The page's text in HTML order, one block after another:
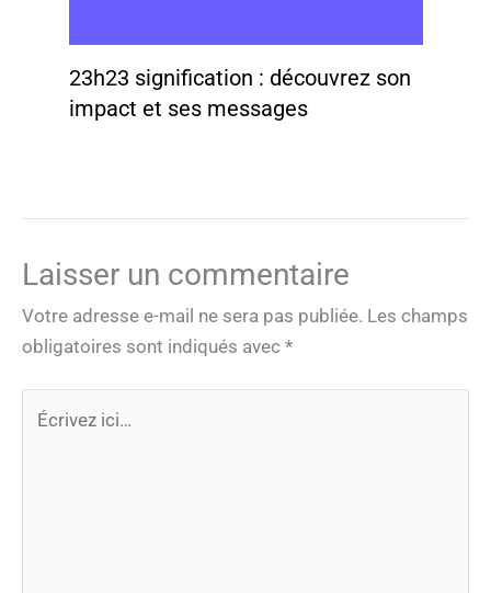
23h23 signification : découvrez son
impact et ses messages
Laisser un commentaire
Votre adresse e-mail ne sera pas publiée. Les champs
obligatoires sont indiqués avec *